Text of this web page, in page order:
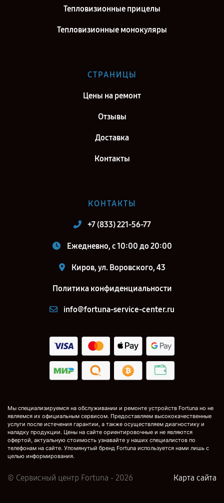
Ремонт тепловизионного прицела Fortuna General One LRF 6M в г.
Воронеж
Ремонт тепловизионного прицела Fortuna General One LRF 6M в г.
Ремонт тепловизионного прицела Fortuna General One LRF 6M в г.
Санкт-Петербург
Тепловизионные прицелы
Тепловизионные монокуляры
СТРАНИЦЫ
Цены на ремонт
Отзывы
Доставка
Контакты
КОНТАКТЫ
+7 (833) 221-56-77
Ежедневно, с 10:00 до 20:00
Киров, ул. Воровского, 43
Политика конфиденциальности
info@fortuna-service-center.ru
Мы специализируемся на обслуживании и ремонте устройств Fortuna но не
являемся их официальным сервисом. Предоставляем высококачественные
услуги после истечения гарантии, а также осуществляем диагностику и
наладку продукции. Цены на сайте ориентировочные и не являются
офертой, актуальную стоимость узнавайте у наших специалистов по
телефонам на сайте. Упомянутый бренд Fortuna используется нами лишь с
целью информирования.
© Сервисный центр Fortuna - 2026 Карта сайта